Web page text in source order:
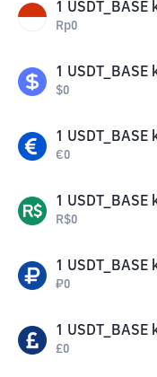
1 USDT_BASE
Rp0
1 USDT_BASE
$0
1 USDT_BASE
€0
1 USDT_BASE
R$0
1 USDT_BASE
₽0
1 USDT_BASE
£0